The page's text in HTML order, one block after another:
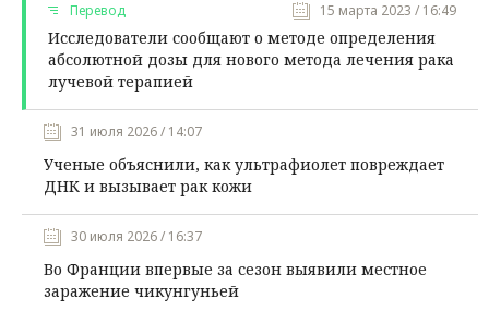
Перевод 15 марта 2023 / 16:49
Исследователи сообщают о методе определения
абсолютной дозы для нового метода лечения рака
лучевой терапией
31 июля 2026 / 14:07
Ученые объяснили, как ультрафиолет повреждает
ДНК и вызывает рак кожи
30 июля 2026 / 16:37
Во Франции впервые за сезон выявили местное
заражение чикунгуньей